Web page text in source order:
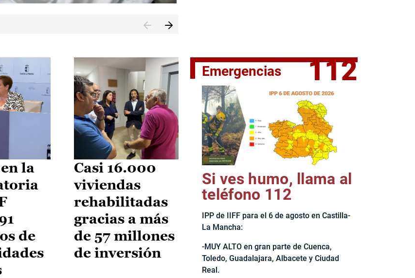
El jefe del Ejecutivo castellanomanchego, Emiliano García-
la
de
Casi 16.000
viviendas
rehabilitadas
gracias a más
de 57 millones
de inversión
Emergencias 112
Si ves humo, llama al
teléfono 112
IPP de IIFF para el 6 de agosto en Castilla-
La Mancha:
-MUY ALTO en gran parte de Cuenca,
Toledo, Guadalajara, Albacete y Ciudad
Real.